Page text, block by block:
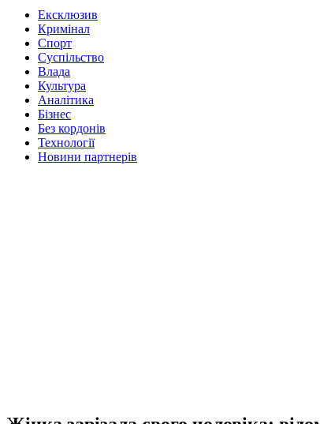
Ексклюзив
Кримінал
Спорт
Суспільство
Влада
Культура
Аналітика
Бізнес
Без кордонів
Технології
Новини партнерів